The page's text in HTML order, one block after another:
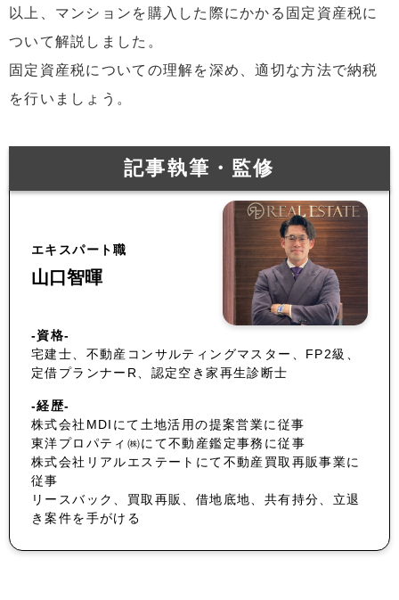
以上、マンションを購入した際にかかる固定資産税に
ついて解説しました。
固定資産税についての理解を深め、適切な方法で納税
を行いましょう。
記事執筆・監修
エキスパート職
山口智暉
-資格-
宅建士、不動産コンサルティングマスター、FP2級、
定借プランナーR、認定空き家再生診断士
-経歴-
株式会社MDIにて土地活用の提案営業に従事
東洋プロパティ㈱にて不動産鑑定事務に従事
株式会社リアルエステートにて不動産買取再販事業に
従事
リースバック、買取再販、借地底地、共有持分、立退
き案件を手がける